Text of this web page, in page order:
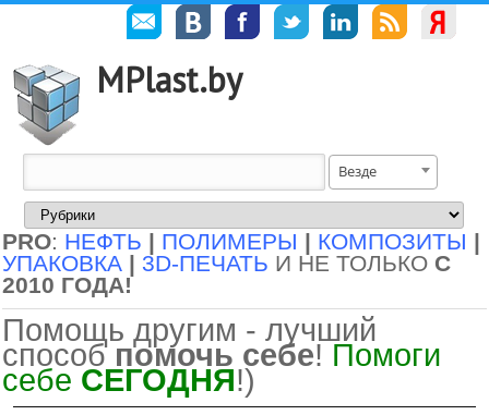
MPlast.by
Везде
PRO: НЕФТЬ | ПОЛИМЕРЫ | КОМПОЗИТЫ |
УПАКОВКА | 3D-ПЕЧАТЬ И НЕ ТОЛЬКО С
2010 ГОДА!
Помощь другим - лучший
способ помочь себе! Помоги
себе СЕГОДНЯ!)